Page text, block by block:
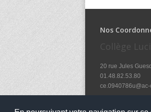
Nos
Collège
20 rue Jules
01.48.82.53.80